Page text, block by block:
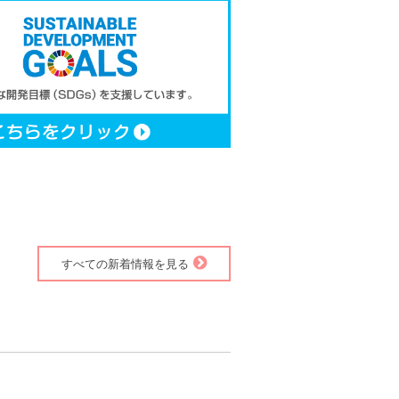
すべての新着情報を見る